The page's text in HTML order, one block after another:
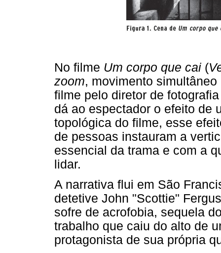
No filme Um corpo que cai (
zoom, movimento
filme pelo diretor de
dá ao espectador o efeito de
topológica do filme, esse
de pessoas instauram a
essencial da trama e com a
lidar.
A narrativa flui em São
detetive John "Scottie"
sofre de acrofobia, sequela
trabalho que caiu do alto de
protagonista de sua própria